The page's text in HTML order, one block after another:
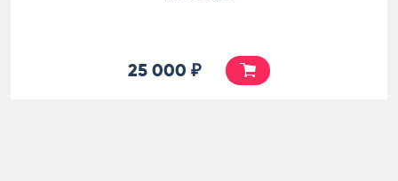
25 000 ₽